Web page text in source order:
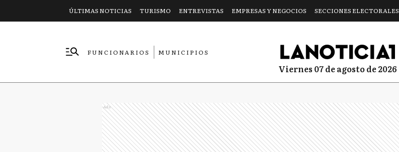
ÚLTIMAS NOTICIAS TURISMO ENTREVISTAS EMPRESAS Y NEGOCIOS SECCIONES ELECTORALES
FUNCIONARIOS
MUNICIPIOS
viernes 07 de agosto de 2026
Ads